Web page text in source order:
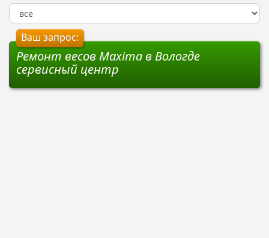
Ваш запрос:
Ремонт весов Maxima в Вологде
сервисный центр